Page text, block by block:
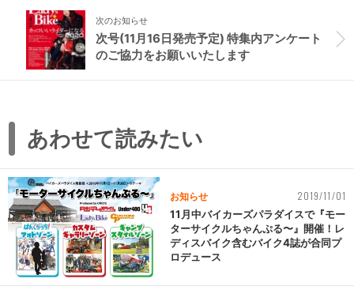
次のお知らせ
次号(11月16日発売予定) 特集内アンケート
のご協力をお願いいたします
あわせて読みたい
お知らせ 2019/11/01
11月中バイカーズパラダイスで『モー
ターサイクルちゃんぷる〜』開催！レ
ディスバイク含むバイク4誌が合同プ
ロデュース